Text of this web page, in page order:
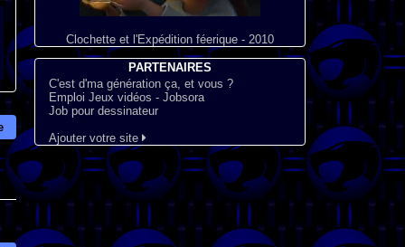
Clochette et l'Expédition féerique - 2010
PARTENAIRES
C'est d'ma génération ça, et vous ?
Emploi Jeux vidéos - Jobsora
Job pour dessinateur
Ajouter votre site